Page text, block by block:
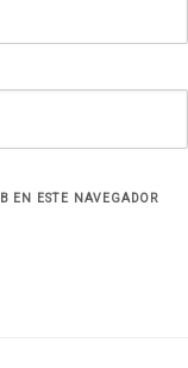
EN ESTE NAVEGADOR